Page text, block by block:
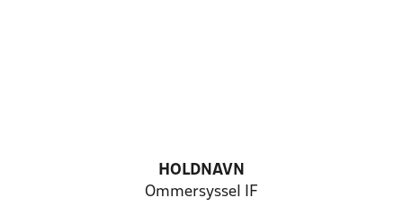
HOLDNAVN
Ommersyssel IF